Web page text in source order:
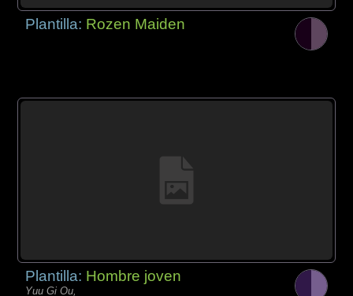
Plantilla: Rozen Maiden
Plantilla: Hombre joven
Yuu Gi Ou,